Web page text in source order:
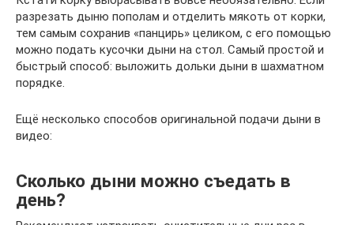
разрезать дыню пополам и отделить мякоть от корки,
тем самым сохранив «панцирь» целиком, с его помощью
можно подать кусочки дыни на стол. Самый простой и
быстрый способ: выложить дольки дыни в шахматном
порядке.
Ещё несколько способов оригинальной подачи дыни в
видео:
Сколько дыни можно съедать в
день?